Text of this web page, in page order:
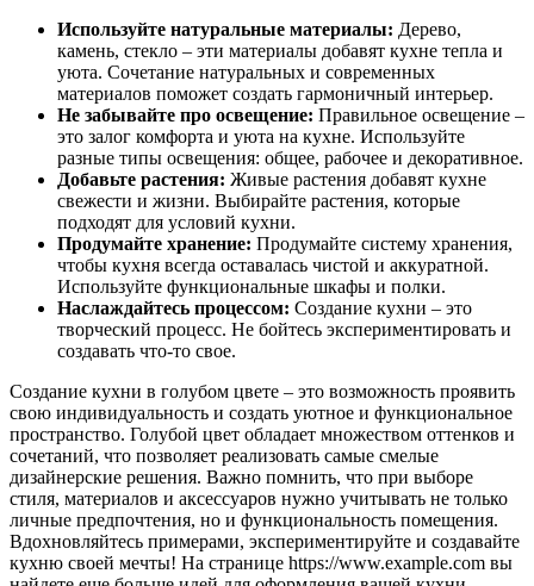
Используйте натуральные материалы: Дерево,
камень, стекло – эти материалы добавят кухне тепла и
уюта. Сочетание натуральных и современных
материалов поможет создать гармоничный интерьер.
Не забывайте про освещение: Правильное освещение –
это залог комфорта и уюта на кухне. Используйте
разные типы освещения: общее, рабочее и декоративное.
Добавьте растения: Живые растения добавят кухне
свежести и жизни. Выбирайте растения, которые
подходят для условий кухни.
Продумайте хранение: Продумайте систему хранения,
чтобы кухня всегда оставалась чистой и аккуратной.
Используйте функциональные шкафы и полки.
Наслаждайтесь процессом: Создание кухни – это
творческий процесс. Не бойтесь экспериментировать и
создавать что-то свое.
Создание кухни в голубом цвете – это возможность проявить
свою индивидуальность и создать уютное и функциональное
пространство. Голубой цвет обладает множеством оттенков и
сочетаний, что позволяет реализовать самые смелые
дизайнерские решения. Важно помнить, что при выборе
стиля, материалов и аксессуаров нужно учитывать не только
личные предпочтения, но и функциональность помещения.
Вдохновляйтесь примерами, экспериментируйте и создавайте
кухню своей мечты! На странице https://www.example.com вы